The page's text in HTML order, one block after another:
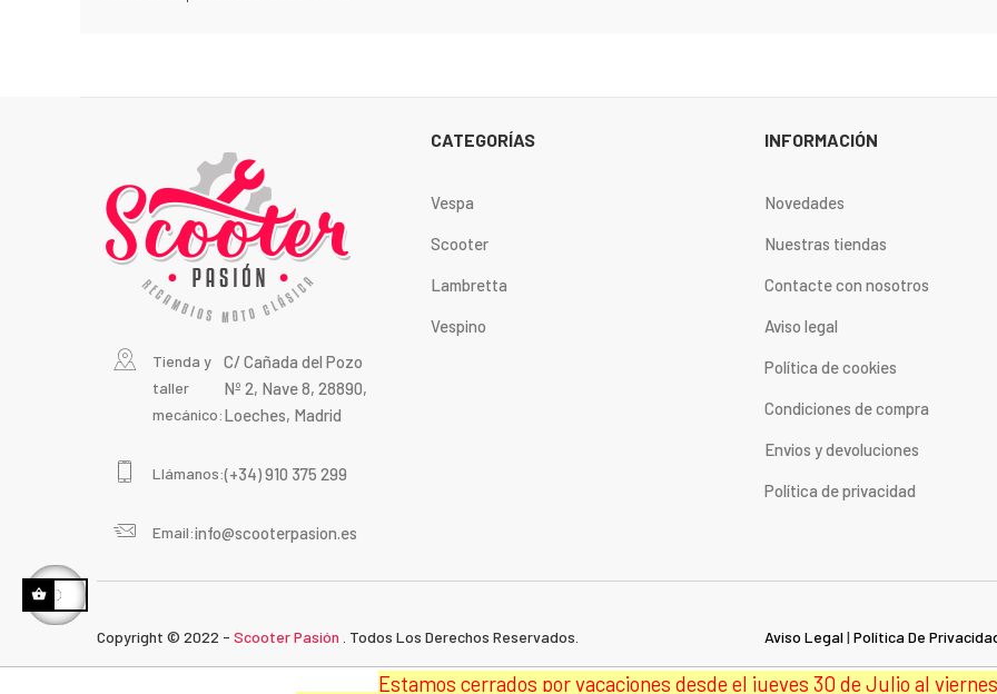
Estamos cerrados por vacaciones desde el jueves 30 de Julio al
Tienda y
taller
mecánico:
C/ Cañada del Pozo
Nº 2, Nave 8, 28890,
Loeches, Madrid
Llámanos:(+34) 910 375 299
Email:info@scooterpasion.es
CATEGORÍAS
Vespa
Scooter
Lambretta
Vespino
INFORMACIÓN
Novedades
Nuestras tiendas
Contacte con nosotros
Aviso legal
Política de cookies
Condiciones de compra
Envios y devoluciones
Política de privacidad
Copyright © 2022 - Scooter Pasión . Todos Los Derechos Reservados. Aviso Legal| Política De